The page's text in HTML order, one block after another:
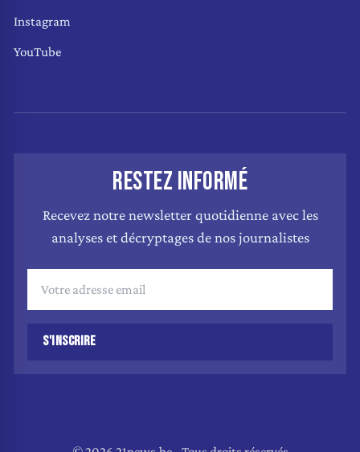
Instagram
YouTube
RESTEZ INFORMÉ
Recevez notre newsletter quotidienne avec les
analyses et décryptages de nos journalistes
S'INSCRIRE